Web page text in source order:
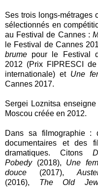
Ses trois longs-métrages
sélectionnés en
au Festival de Cannes :
le Festival de Cannes
brume pour le Festival
2012 (Prix FIPRESCI
internationale) et Une
Cannes 2017.
Sergei Loznitsa
Moscou créée en 2012.
Dans sa filmographie :
documentaires et des
dramatiques. Citons
Pobedy(2018), Une
douce (2017),
(2016), The Old